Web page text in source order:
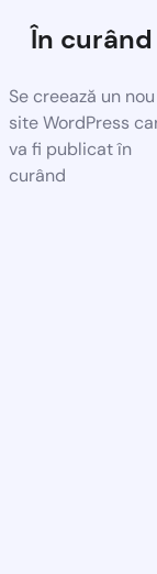
În curând
Se creează un nou
site WordPress
va fi publicat în
curând